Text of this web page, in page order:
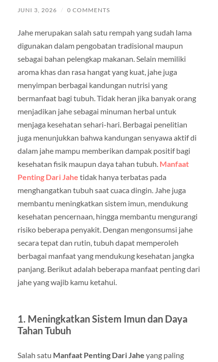
JUNI 3, 2026 / 0 COMMENTS
Jahe merupakan salah satu rempah yang sudah lama
digunakan dalam pengobatan tradisional maupun
sebagai bahan pelengkap makanan. Selain memiliki
aroma khas dan rasa hangat yang kuat, jahe juga
menyimpan berbagai kandungan nutrisi yang
bermanfaat bagi tubuh. Tidak heran jika banyak orang
menjadikan jahe sebagai minuman herbal untuk
menjaga kesehatan sehari-hari. Berbagai penelitian
juga menunjukkan bahwa kandungan senyawa aktif di
dalam jahe mampu memberikan dampak positif bagi
kesehatan fisik maupun daya tahan tubuh. Manfaat
Penting Dari Jahe tidak hanya terbatas pada
menghangatkan tubuh saat cuaca dingin. Jahe juga
membantu meningkatkan sistem imun, mendukung
kesehatan pencernaan, hingga membantu mengurangi
risiko beberapa penyakit. Dengan mengonsumsi jahe
secara tepat dan rutin, tubuh dapat memperoleh
berbagai manfaat yang mendukung kesehatan jangka
panjang. Berikut adalah beberapa manfaat penting dari
jahe yang wajib kamu ketahui.
1. Meningkatkan Sistem Imun dan Daya
Tahan Tubuh
Salah satu Manfaat Penting Dari Jahe yang paling